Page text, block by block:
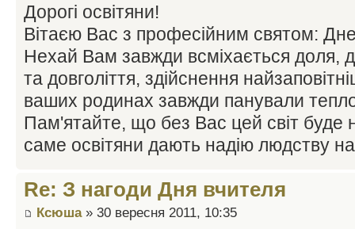
Дорогі освітяни!
Вітаєю Вас з професійним святом:
Нехай Вам завжди всміхається доля,
та довголіття, здійснення
ваших родинах завжди панували
Пам'ятайте, що без Вас цей світ буде
саме освітяни дають надію людству
Re: З нагоди Дня вчителя
Ксюша» 30 вересня 2011, 10:35